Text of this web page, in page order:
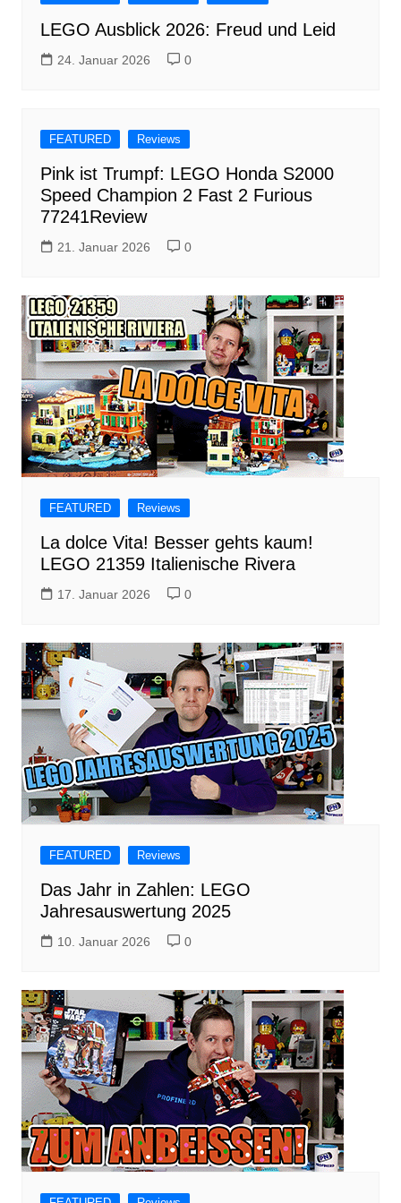
LEGO Ausblick 2026: Freud und Leid
24. Januar 2026 0
FEATURED Reviews
Pink ist Trumpf: LEGO Honda S2000
Speed Champion 2 Fast 2 Furious
77241Review
21. Januar 2026 0
FEATURED Reviews
La dolce Vita! Besser gehts kaum!
LEGO 21359 Italienische Rivera
17. Januar 2026 0
FEATURED Reviews
Das Jahr in Zahlen: LEGO
Jahresauswertung 2025
10. Januar 2026 0